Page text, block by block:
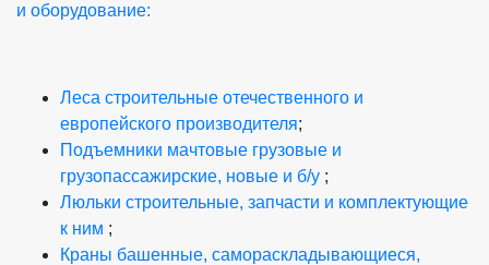
и оборудование:
Леса строительные отечественного и
европейского производителя;
Подъемники мачтовые грузовые и
грузопассажирские, новые и б/у ;
Люльки строительные, запчасти и комплектующие
к ним ;
Краны башенные, самораскладывающиеся,